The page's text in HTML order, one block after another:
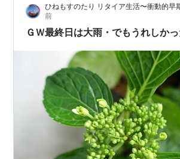
ていた2人だったのですが…… すっかり
に思い出して滑り込みで植えました（笑
問題がひとつ。 …
ひねもすのたり リタイア生活〜衝動的早
前
ＧＷ最終日は大雨・でもうれしか